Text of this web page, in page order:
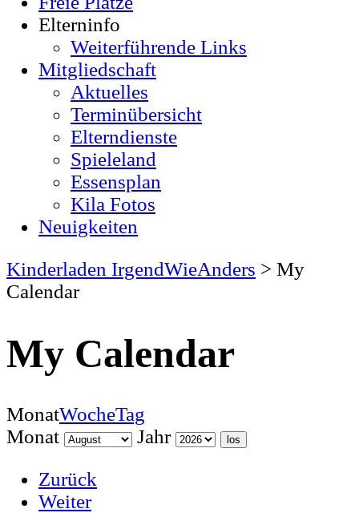
Elterninfo
Weiterführende Links
Mitgliedschaft
Aktuelles
Terminübersicht
Elterndienste
Spieleland
Essensplan
Kila Fotos
Neuigkeiten
Kinderladen IrgendWieAnders > My
Calendar
My Calendar
MonatWocheTag
Monat
Jahr
Zurück
Weiter